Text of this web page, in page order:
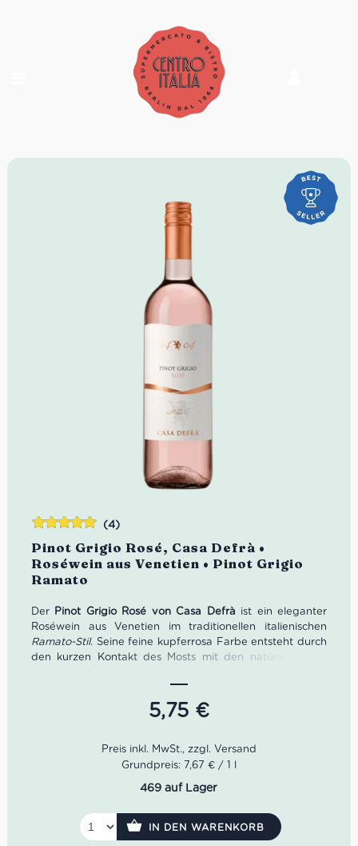
Pinot Grigio Rosé, Casa Defrà •
Roséwein aus Venetien • Pinot Grigio
Ramato
(4)
Der Pinot Grigio Rosé von Casa Defrà ist ein eleganter
Roséwein aus Venetien im traditionellen italienischen
Ramato-Stil. Seine feine kupferrosa Farbe entsteht durch
den kurzen Kontakt des Mosts mit den natürlich leicht
entfalten sich frische Aromen von Erdbeeren, Himbeeren,
rosa Grapefruit und feinen Blütennoten. Am Gaumen
wirkt dieser italienische Rosé angenehm frisch, weich und
Mineralität. Perfekt als Aperitif, zu Antipasti, Fisch,
Meeresfrüchten, sommerlicher Pasta oder mediterranen
Rosé die moderne Frische Venetiens mit der langen
Farbe:zartes Kupferrosa bis Lachsrosa
5,75 €
mit5.00 von
5
Grundpreis: 7,67 € / 1 l
469 auf Lager
IN DEN WARENKORB